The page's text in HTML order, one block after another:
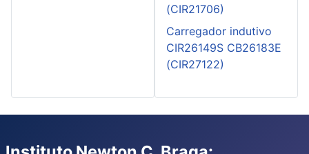
(CIR21706)
Carregador indutivo
CIR26149S CB26183E
(CIR27122)